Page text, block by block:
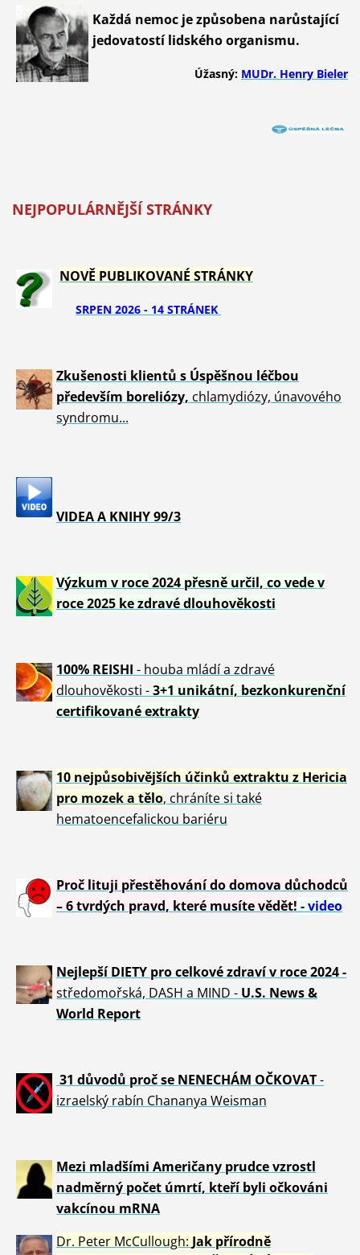
Každá nemoc je způsobena narůstající
jedovatostí lidského organismu.
Úžasný: MUDr. Henry Bieler
NEJPOPULÁRNĚJŠÍ STRÁNKY
NOVĚ PUBLIKOVANÉ STRÁNKY
SRPEN 2026 - 14 STRÁNEK
Zkušenosti klientů s Úspěšnou léčbou
především boreliózy, chlamydiózy, únavového
syndromu...
VIDEA A KNIHY 99/3
Výzkum v roce 2024 přesně určil, co vede v
roce 2025 ke zdravé dlouhověkosti
100% REISHI - houba mládí a zdravé
dlouhověkosti -3+1 unikátní, bezkonkurenční
certifikované extrakty
10 nejpůsobivějších účinků extraktu z Hericia
pro mozek a tělo, chráníte si také
hematoencefalickou bariéru
Proč lituji přestěhování do domova důchodců
– 6 tvrdých pravd, které musíte vědět! -video
Nejlepší DIETY pro celkové zdraví v roce 2024 -
středomořská, DASH a MIND - U.S. News &
World Report
31 důvodů proč se NENECHÁM OČKOVAT-
izraelský rabín Chananya Weisman
Mezi mladšími Američany prudce vzrostl
nadměrný počet úmrtí, kteří byli očkováni
vakcínou mRNA
Dr. Peter McCullough: Jak přírodně